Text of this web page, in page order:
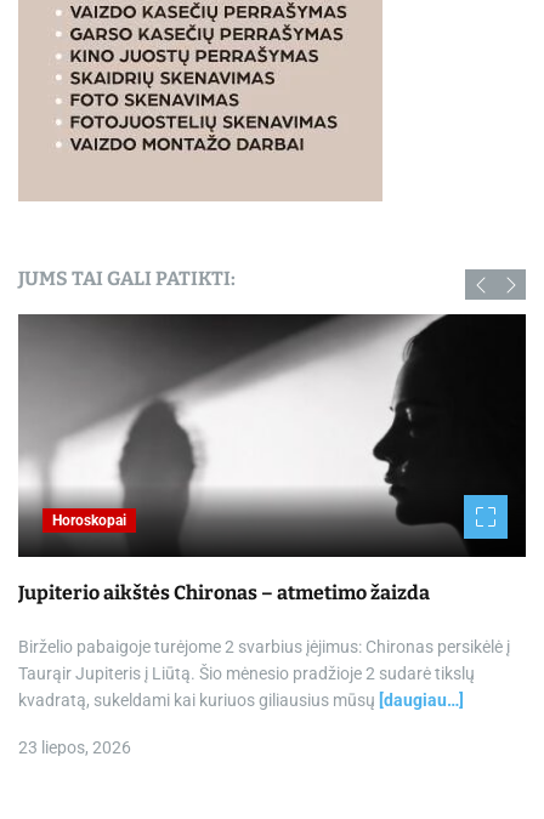
JUMS TAI GALI PATIKTI:
Horoskopai
Jupiterio aikštės Chironas – atmetimo žaizda
Birželio pabaigoje turėjome 2 svarbius įėjimus: Chironas persikėlė į
Taurąir Jupiteris į Liūtą. Šio mėnesio pradžioje 2 sudarė tikslų
kvadratą, sukeldami kai kuriuos giliausius mūsų [daugiau…]
23 liepos, 2026